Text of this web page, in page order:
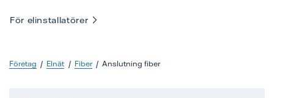
För elinstallatörer
Företag Elnät Fiber Anslutning fiber